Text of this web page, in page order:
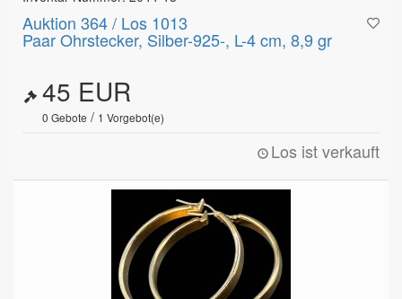
Auktion 364 / Los 1013
Paar Ohrstecker, Silber-925-, L-4 cm, 8,9 gr
45 EUR
0 Gebote / 1 Vorgebot(e)
Los ist verkauft